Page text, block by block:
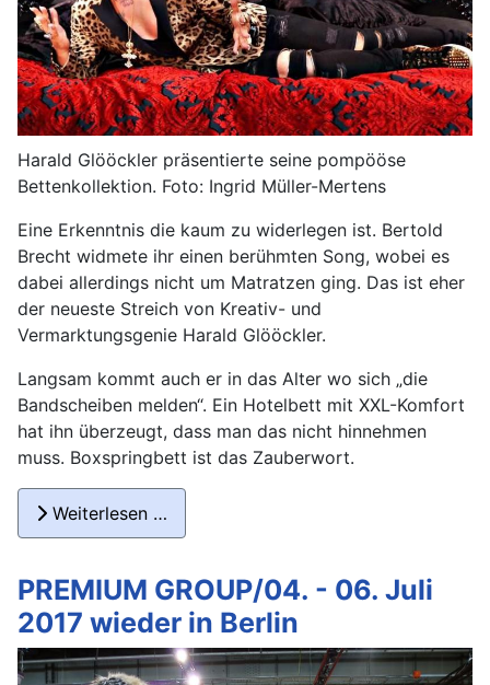
Harald Glööckler präsentierte seine pompööse
Bettenkollektion. Foto: Ingrid Müller-Mertens
Eine Erkenntnis die kaum zu widerlegen ist. Bertold
Brecht widmete ihr einen berühmten Song, wobei es
dabei allerdings nicht um Matratzen ging. Das ist eher
der neueste Streich von Kreativ- und
Vermarktungsgenie Harald Glööckler.
Langsam kommt auch er in das Alter wo sich „die
Bandscheiben melden“. Ein Hotelbett mit XXL-Komfort
hat ihn überzeugt, dass man das nicht hinnehmen
muss. Boxspringbett ist das Zauberwort.
Weiterlesen …
PREMIUM GROUP/04. - 06. Juli
2017 wieder in Berlin